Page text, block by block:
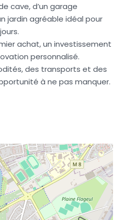
cave, d’un garage
jardin agréable idéal pour
achat, un investissement
personnalisé.
des transports et des
à ne pas manquer.